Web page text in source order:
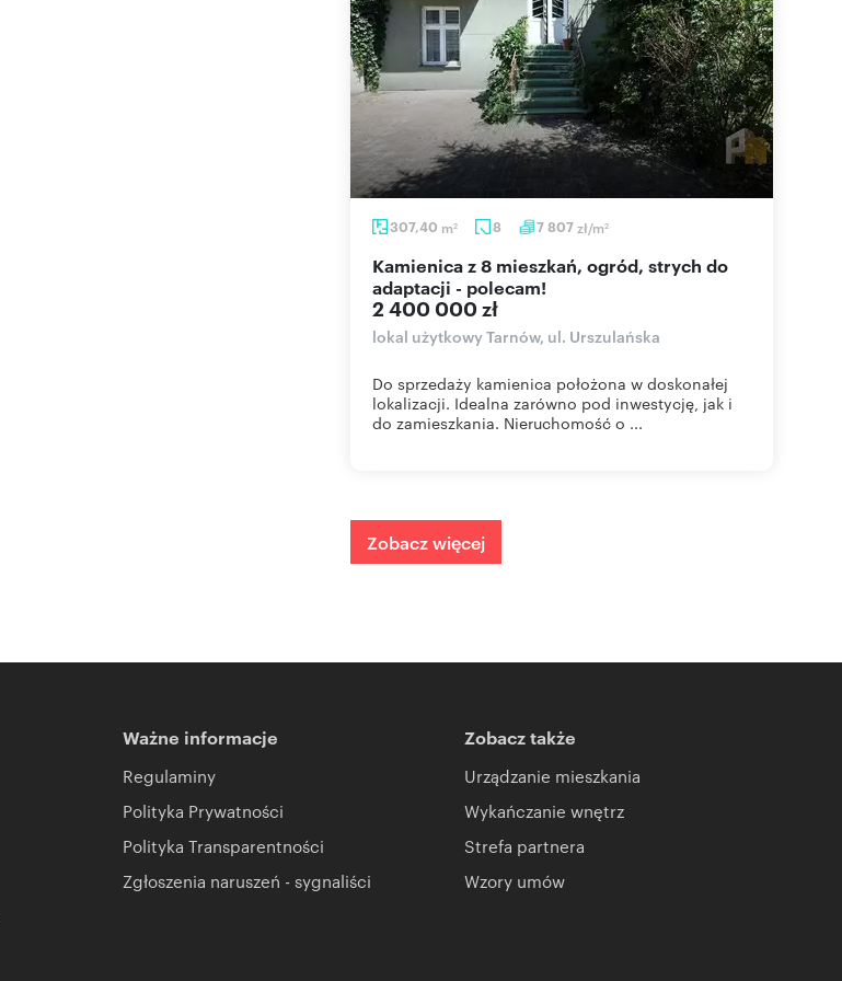
307,40 m2 8 7 807zł/m2
Kamienica z 8 mieszkań, ogród, strych do
adaptacji - polecam!
2 400 000 zł
lokal użytkowy Tarnów, ul. Urszulańska
Do sprzedaży kamienica położona w doskonałej
lokalizacji. Idealna zarówno pod inwestycję, jak i
do zamieszkania. Nieruchomość o ...
Zobacz więcej
Ważne informacje
Regulaminy
Polityka Prywatności
Polityka Transparentności
Zgłoszenia naruszeń - sygnaliści
Zobacz także
Urządzanie mieszkania
Wykańczanie wnętrz
Strefa partnera
Wzory umów